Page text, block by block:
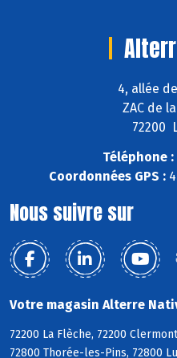
4, allée
ZAC de
72200
Téléphone :
Coordonnées GPS :
Nous suivre sur
Votre magasin Alterre
72200 La Flèche, 72200
72800 Thorée-les-Pins, 72800